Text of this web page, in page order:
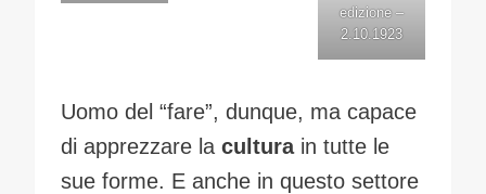
edizione –
2.10.1923
Uomo del “fare”, dunque, ma capace
di apprezzare la culturain tutte le
sue forme. E anche in questo settore